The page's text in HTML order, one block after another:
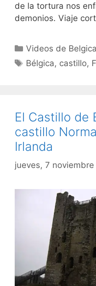
de la tortura nos
demonios. Viaje
Categorías
Videos de Belgica
Etiquetas
Bélgica, castillo,
El Castillo de
castillo
Irlanda
jueves, 7 noviembre